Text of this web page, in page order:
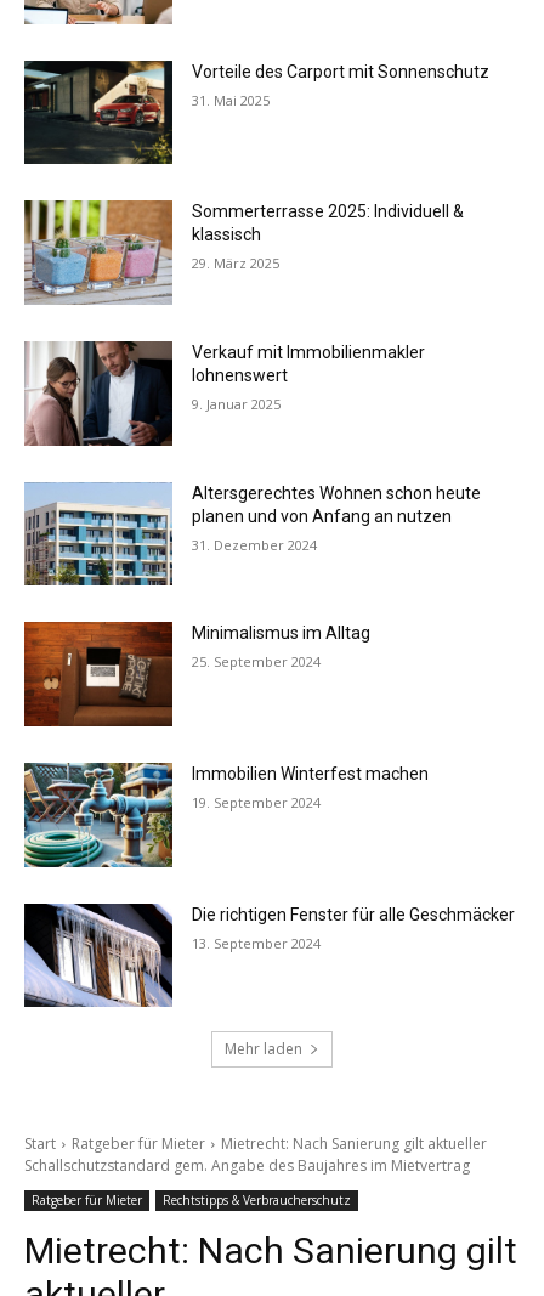
Vorteile des Carport mit Sonnenschutz
31. Mai 2025
Sommerterrasse 2025: Individuell &
klassisch
29. März 2025
Verkauf mit Immobilienmakler
lohnenswert
9. Januar 2025
Altersgerechtes Wohnen schon heute
planen und von Anfang an nutzen
31. Dezember 2024
Minimalismus im Alltag
25. September 2024
Immobilien Winterfest machen
19. September 2024
Die richtigen Fenster für alle Geschmäcker
13. September 2024
Mehr laden